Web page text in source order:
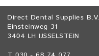
Direct Dental Supplies B.V.
Einsteinweg 31
3404 LH IJSSELSTEIN